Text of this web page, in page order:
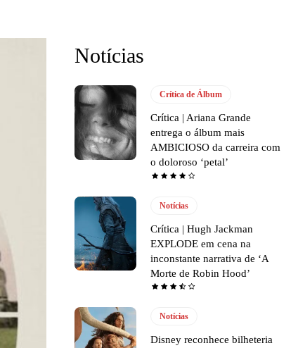
Notícias
Crítica de Álbum
Crítica | Ariana Grande
entrega o álbum mais
AMBICIOSO da carreira com
o doloroso ‘petal’
Notícias
Crítica | Hugh Jackman
EXPLODE em cena na
inconstante narrativa de ‘A
Morte de Robin Hood’
Notícias
Disney reconhece bilheteria